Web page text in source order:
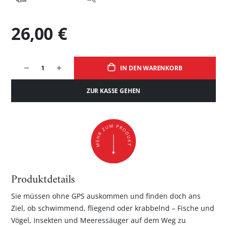
IN DEN WARENKORB
ZUR KASSE GEHEN
26,00 €
Produktdetails
Sie müssen ohne GPS auskommen und finden doch ans
Ziel, ob schwimmend, fliegend oder krabbelnd – Fische und
Vögel, Insekten und Meeressäuger auf dem Weg zu